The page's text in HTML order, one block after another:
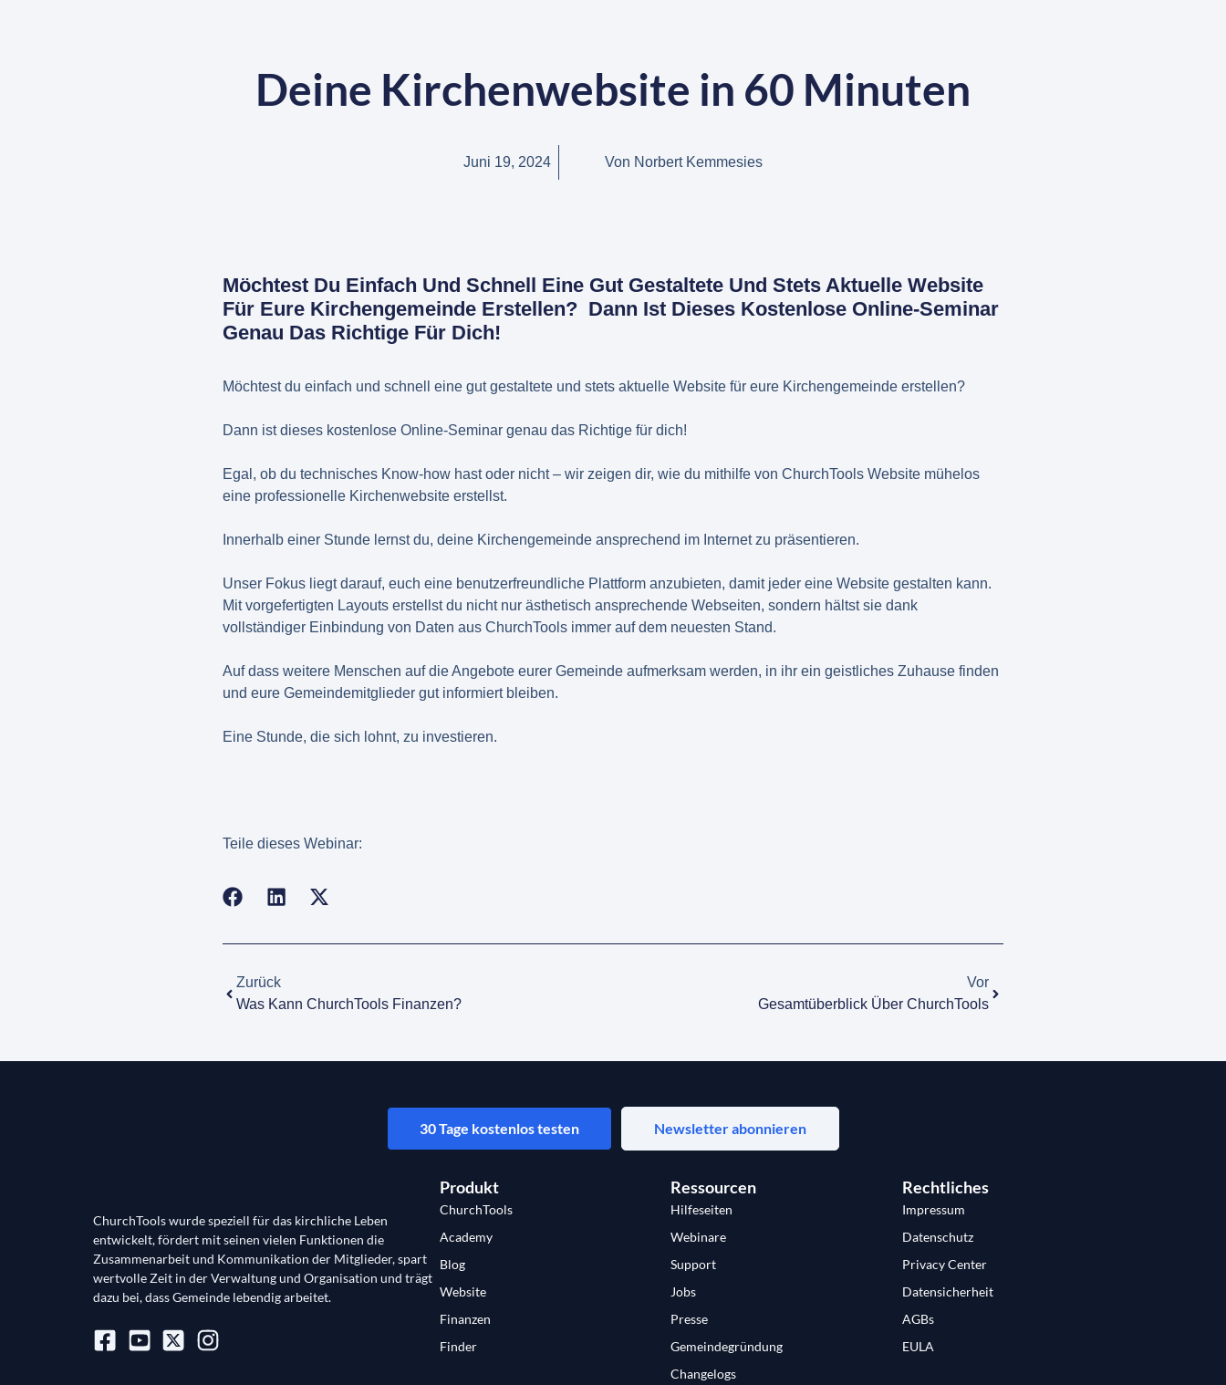
Deine Kirchenwebsite in 60 Minuten
Juni 19, 2024 Von Norbert Kemmesies
Möchtest Du Einfach Und Schnell Eine Gut Gestaltete Und Stets Aktuelle Website
Für Eure Kirchengemeinde Erstellen? Dann Ist Dieses Kostenlose Online-Seminar
Genau Das Richtige Für Dich!
Möchtest du einfach und schnell eine gut gestaltete und stets aktuelle Website für eure Kirchengemeinde erstellen?
Dann ist dieses kostenlose Online-Seminar genau das Richtige für dich!
Egal, ob du technisches Know-how hast oder nicht – wir zeigen dir, wie du mithilfe von ChurchTools Website mühelos
eine professionelle Kirchenwebsite erstellst.
Innerhalb einer Stunde lernst du, deine Kirchengemeinde ansprechend im Internet zu präsentieren.
Unser Fokus liegt darauf, euch eine benutzerfreundliche Plattform anzubieten, damit jeder eine Website gestalten kann.
Mit vorgefertigten Layouts erstellst du nicht nur ästhetisch ansprechende Webseiten, sondern hältst sie dank
vollständiger Einbindung von Daten aus ChurchTools immer auf dem neuesten Stand.
Auf dass weitere Menschen auf die Angebote eurer Gemeinde aufmerksam werden, in ihr ein geistliches Zuhause finden
und eure Gemeindemitglieder gut informiert bleiben.
Eine Stunde, die sich lohnt, zu investieren.
Teile dieses Webinar:
Zurück
Was Kann ChurchTools Finanzen?
Vor
Gesamtüberblick Über ChurchTools
30 Tage kostenlos testen Newsletter abonnieren
ChurchTools wurde speziell für das kirchliche Leben
entwickelt, fördert mit seinen vielen Funktionen die
Zusammenarbeit und Kommunikation der Mitglieder, spart
wertvolle Zeit in der Verwaltung und Organisation und trägt
dazu bei, dass Gemeinde lebendig arbeitet.
Produkt
ChurchTools
Academy
Blog
Website
Finanzen
Finder
Ressourcen
Hilfeseiten
Webinare
Support
Jobs
Presse
Gemeindegründung
Changelogs
Rechtliches
Impressum
Datenschutz
Privacy Center
Datensicherheit
AGBs
EULA